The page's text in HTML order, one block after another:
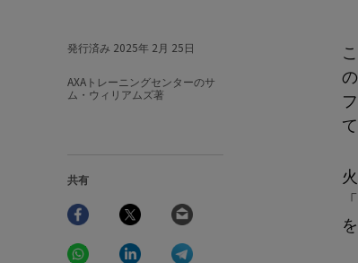
発行済み 2025年 2月 25日
AXAトレーニングセンターのサ
ム・ウィリアムズ著
共有
Facebook Twitter
WhatsAppLinkedIn